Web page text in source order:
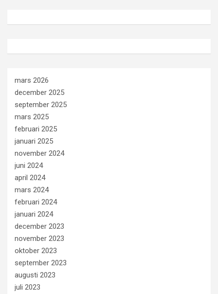
mars 2026
december 2025
september 2025
mars 2025
februari 2025
januari 2025
november 2024
juni 2024
april 2024
mars 2024
februari 2024
januari 2024
december 2023
november 2023
oktober 2023
september 2023
augusti 2023
juli 2023